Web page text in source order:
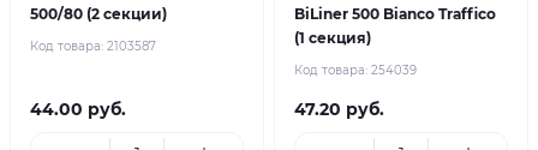
500/80 (2 секции)
Код товара: 2103587
44.00 руб.
BiLiner 500 Bianco Traffico
(1 секция)
Код товара: 254039
47.20 руб.